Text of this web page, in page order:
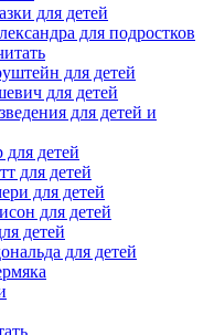
для детей
для подростков
для детей
для детей
для детей и
детей
для детей
для детей
для детей
детей
для детей